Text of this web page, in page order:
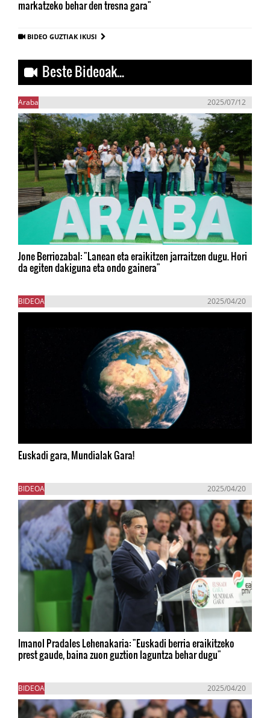
markatzeko behar den tresna gara"
BIDEO GUZTIAK IKUSI
Beste Bideoak...
Araba 2025/07/12
Jone Berriozabal: "Lanean eta eraikitzen jarraitzen dugu. Hori
da egiten dakiguna eta ondo gainera"
BIDEOA 2025/04/20
Euskadi gara, Mundialak Gara!
BIDEOA 2025/04/20
Imanol Pradales Lehenakaria: "Euskadi berria eraikitzeko
prest gaude, baina zuon guztion laguntza behar dugu"
BIDEOA 2025/04/20